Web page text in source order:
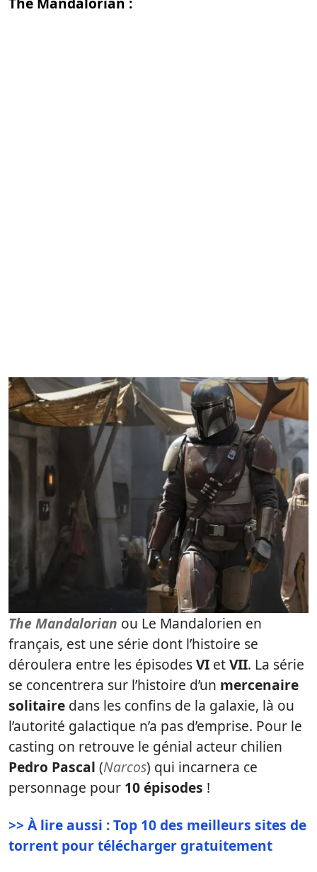
The Mandalorian ou Le Mandalorien en
français, est une série dont l’histoire se
déroulera entre les épisodesVI etVII. La série
se concentrera sur l’histoire d’un mercenaire
solitaire dans les confins de la galaxie, là ou
l’autorité galactique n’a pas d’emprise. Pour le
casting on retrouve le génial acteur chilien
Pedro Pascal (Narcos) qui incarnera ce
personnage pour 10 épisodes !
>> À lire aussi : Top 10 des meilleurs sites de
torrent pour télécharger gratuitement